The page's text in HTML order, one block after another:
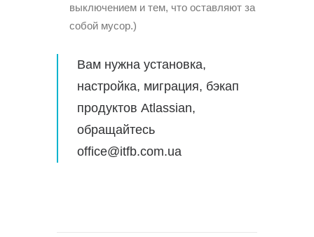
выключением и тем, что оставляют за
собой мусор.)
Вам нужна установка,
настройка, миграция, бэкап
продуктов Atlassian,
обращайтесь
office@itfb.com.ua